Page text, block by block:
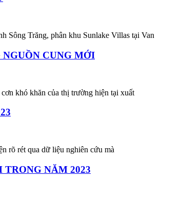
Sông Trăng, phân khu Sunlake Villas tại Van
CUNG MỚI
khó khăn của thị trường hiện tại xuất
rõ rét qua dữ liệu nghiên cứu mà
NĂM 2023